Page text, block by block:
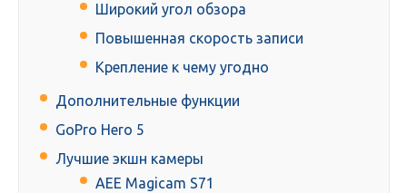
Широкий угол обзора
Повышенная скорость записи
Крепление к чему угодно
Дополнительные функции
GoPro Hero 5
Лучшие экшн камеры
AEE Magicam S71